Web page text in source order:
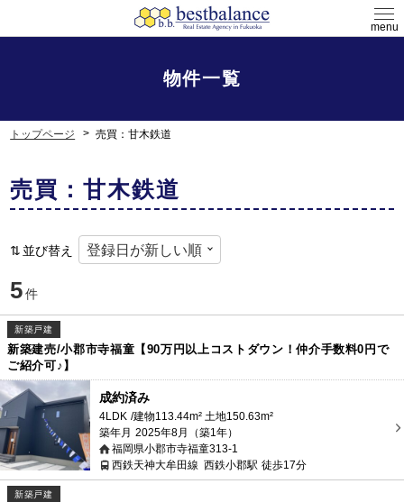
menu
物件一覧
トップページ 売買：甘木鉄道
売買：甘木鉄道
並び替え
5件
新築戸建
新築建売/小郡市寺福童【90万円以上コストダウン！仲介手数料0円で
ご紹介可♪】
4LDK 建物113.44m² 土地150.63m²
築年月 2025年8月（築1年）
福岡県小郡市寺福童313-1
西鉄天神大牟田線 西鉄小郡駅 徒歩17分
成約済み
新築戸建